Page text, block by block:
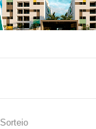
Sorteio